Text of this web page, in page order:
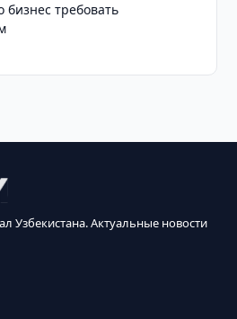
требовать
Узбекистана. Актуальные новости